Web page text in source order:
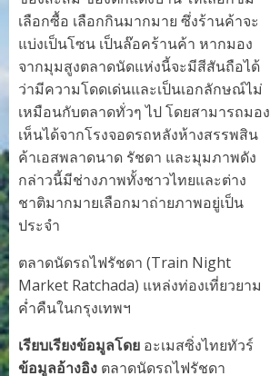
เลือกซื้อ เลือกกินมากมาย ซึ่งร้านค้าจะ
แบ่งเป็นโซน เป็นล๊อคร้านค้า หากมอง
จากมุมสูงตลาดนัดแห่งนี้จะมีสีสันถือได้
ว่ามีความโดดเด่นและเป็นเอกลักษณ์ไม่
เหมือนกับตลาดทั่วๆ ไป โดยสามารถมอง
เห็นได้จากโรงจอดรถหลังห้างสรรพสิน
ค้าเอสพลาดนาด รัชดา และมุมภาพดัง
กล่าวนี้มีช่างภาพทั้งชาวไทยและต่าง
ชาติมากมายเลือกมาถ่ายภาพอยู่เป็น
ประจำ
ตลาดนัดรถไฟรัชดา (Train Night
Market Ratchada) แหล่งท่องเที่ยวยาม
ค่ำคืนในกรุงเทพฯ
เรียบเรียงข้อมูลโดย อะเมสซิ่งไทยทัวร์
ข้อมูลอ้างอิง ตลาดนัดรถไฟรัชดา